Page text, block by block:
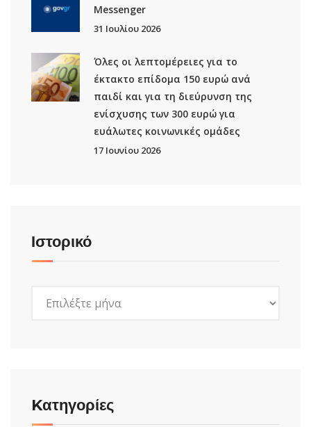
Μessenger
31 Ιουλίου 2026
Όλες οι λεπτομέρειες για το
έκτακτο επίδομα 150 ευρώ ανά
παιδί και για τη διεύρυνση της
ενίσχυσης των 300 ευρώ για
ευάλωτες κοινωνικές ομάδες
17 Ιουνίου 2026
Ιστορικό
Kατηγορίες